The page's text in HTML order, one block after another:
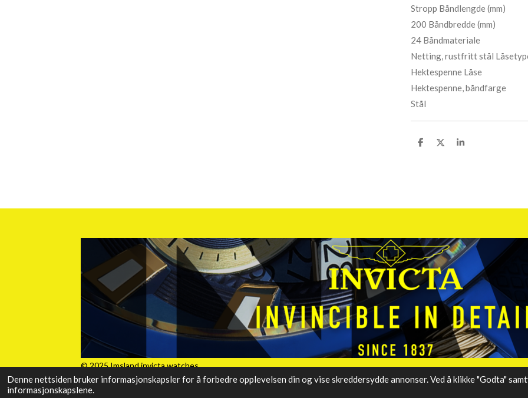
Denne nettsiden bruker informasjonskapsler for å forbedre opplevelsen din og vise skreddersydde annonser. Ved å klikke "Godta"
informasjonskapslene.
Stropp Båndlengde (mm)
200 Båndbredde (mm)
24 Båndmateriale
Netting, rustfritt stål
Hektespenne Låse
Hektespenne,båndfarge
Stål
D
D
D
© 2025 Imsland invicta watches